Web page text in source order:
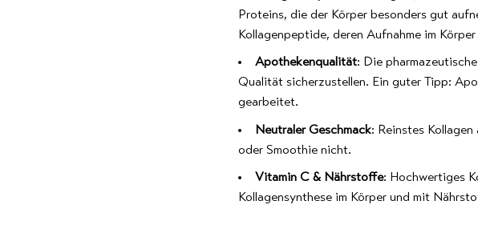
Proteins, die der Körper besonders gut
Kollagenpeptide, deren Aufnahme im
Apothekenqualität: Die
Qualität sicherzustellen. Ein guter Tipp:
gearbeitet.
Neutraler Geschmack: Reinstes
oder Smoothie nicht.
Vitamin C & Nährstoffe: Hochwertiges
Kollagensynthese im Körper und mit